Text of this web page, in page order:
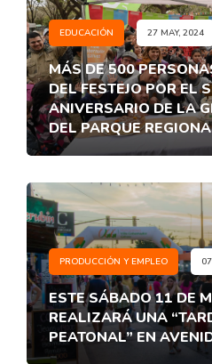
EDUCACIÓN 27 MAY, 2024
MÁS DE 500
DEL FESTEJO POR EL
ANIVERSARIO DE LA
DEL PARQUE
PRODUCCIÓN Y EMPLEO
ESTE SÁBADO 11 DE
REALIZARÁ UNA
PEATONAL” EN